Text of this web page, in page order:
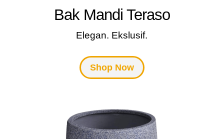
Bak Mandi Teraso
Elegan. Ekslusif.
Shop Now